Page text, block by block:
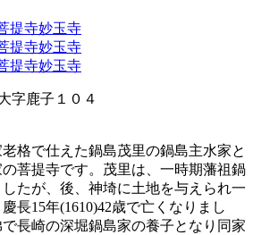
字鹿子１０４
格で仕えた鍋島茂里の鍋島主水家と
菩提寺です。茂里は、一時期藩祖鍋
たが、後、神埼に土地を与えられ一
長15年(1610)42歳で亡くなりまし
長崎の深堀鍋島家の養子となり同家